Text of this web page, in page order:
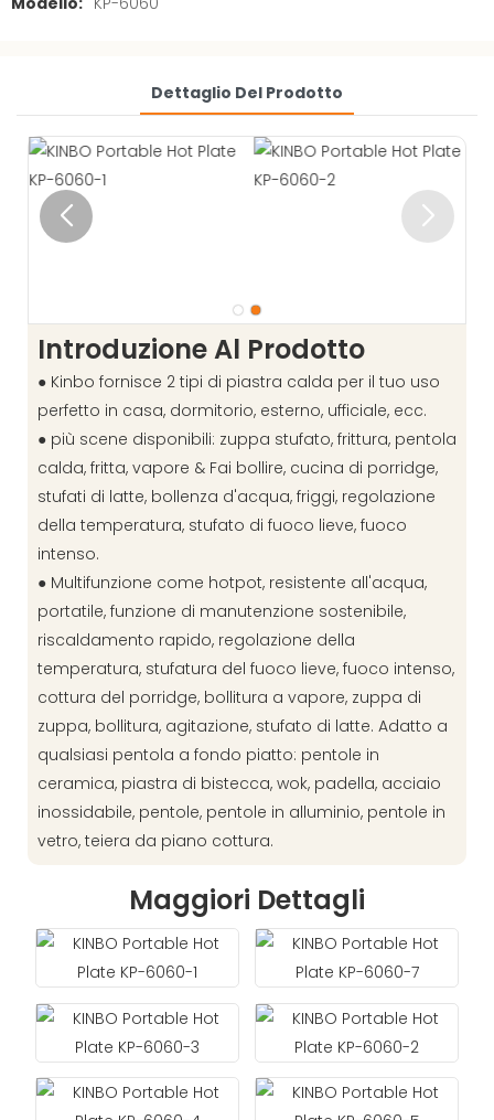
Dettaglio Del Prodotto
Introduzione Al Prodotto
● Kinbo fornisce 2 tipi di piastra calda per il tuo uso
perfetto in casa, dormitorio, esterno, ufficiale, ecc.
● più scene disponibili: zuppa stufato, frittura, pentola
calda, fritta, vapore & Fai bollire, cucina di porridge,
stufati di latte, bollenza d'acqua, friggi, regolazione
della temperatura, stufato di fuoco lieve, fuoco
intenso.
● Multifunzione come hotpot, resistente all'acqua,
portatile, funzione di manutenzione sostenibile,
riscaldamento rapido, regolazione della
temperatura, stufatura del fuoco lieve, fuoco intenso,
cottura del porridge, bollitura a vapore, zuppa di
zuppa, bollitura, agitazione, stufato di latte. Adatto a
qualsiasi pentola a fondo piatto: pentole in
ceramica, piastra di bistecca, wok, padella, acciaio
inossidabile, pentole, pentole in alluminio, pentole in
vetro, teiera da piano cottura.
Maggiori Dettagli